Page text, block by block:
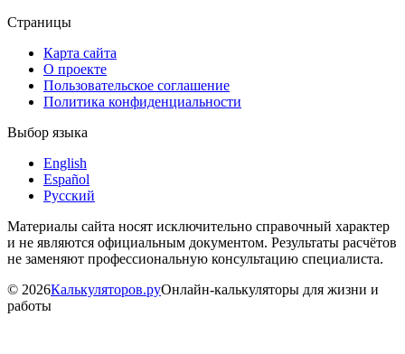
Страницы
Карта сайта
О проекте
Пользовательское соглашение
Политика конфиденциальности
Выбор языка
English
Español
Русский
Материалы сайта носят исключительно справочный характер
и не являются официальным документом. Результаты расчётов
не заменяют профессиональную консультацию специалиста.
© 2026Калькуляторов.руОнлайн-калькуляторы для жизни и
работы